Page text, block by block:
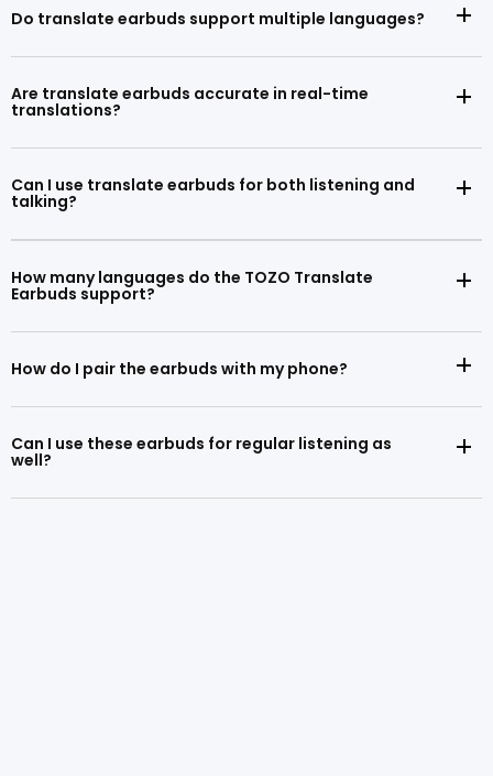
Do translate earbuds support multiple languages?
Are translate earbuds accurate in real-time
translations?
Can I use translate earbuds for both listening and
talking?
How many languages do the TOZO Translate
Earbuds support?
How do I pair the earbuds with my phone?
Can I use these earbuds for regular listening as
well?